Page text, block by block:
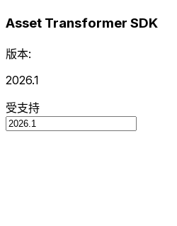
Asset Transformer SDK
版本:
2026.1
受支持